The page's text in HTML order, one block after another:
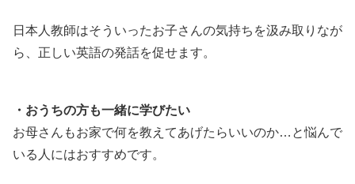
日本人教師はそういったお子さんの気持ちを汲み取りなが
ら、正しい英語の発話を促せます。
・おうちの方も一緒に学びたい
お母さんもお家で何を教えてあげたらいいのか…と悩んで
いる人にはおすすめです。